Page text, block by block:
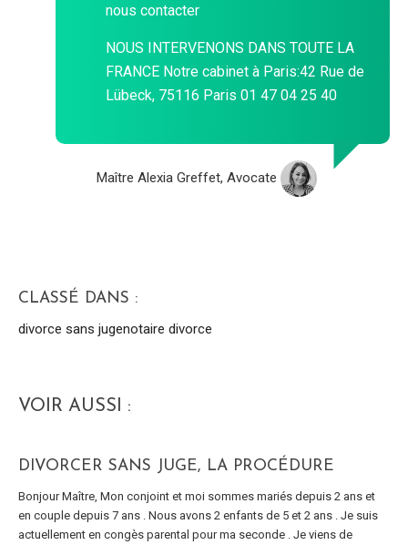
nous contacter
NOUS INTERVENONS DANS TOUTE LA
FRANCE Notre cabinet à Paris:42 Rue de
Lübeck, 75116 Paris 01 47 04 25 40
Maître Alexia Greffet, Avocate
CLASSÉ DANS :
divorce sans jugenotaire divorce
VOIR AUSSI :
DIVORCER SANS JUGE, LA PROCÉDURE
Bonjour Maître, Mon conjoint et moi sommes mariés depuis 2 ans et
en couple depuis 7 ans . Nous avons 2 enfants de 5 et 2 ans . Je suis
actuellement en congès parental pour ma seconde . Je viens de